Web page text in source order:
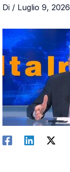
Di / Luglio 9, 2026